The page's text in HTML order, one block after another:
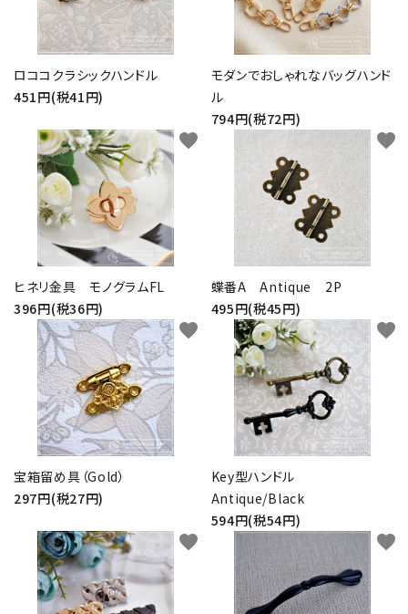
ロココクラシックハンドル
451円(税41円)
モダンでおしゃれなバッグハンド
ル
794円(税72円)
ヒネリ金具 モノグラムFL
396円(税36円)
favorite
蝶番A Antique 2P
495円(税45円)
favorite
宝箱留め具（Gold）
297円(税27円)
favorite
Key型ハンドル
Antique/Black
594円(税54円)
favorite
favorite favorite